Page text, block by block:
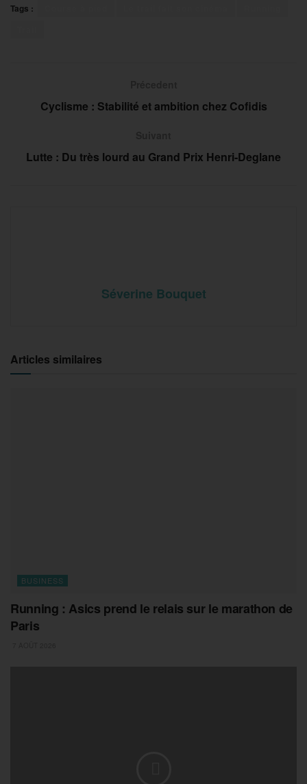
Tags :
Cyclisme : Stabilité et ambition chez Cofidis
Lutte : Du très lourd au Grand Prix Henri-Deglane
Séverine Bouquet
Articles similaires
BUSINESS
Running : Asics prend le relais sur le marathon de
Paris